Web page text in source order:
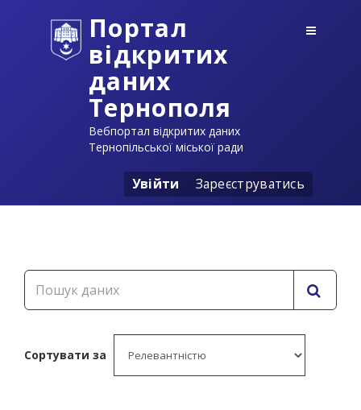
Портал
відкритих
даних
Тернополя
Вебпортал відкритих даних
Тернопільської міської ради
Увійти Зареєструватись
Сортувати за